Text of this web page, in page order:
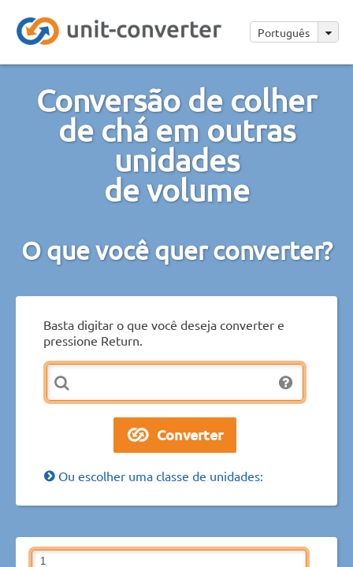
Português
Conversão de colher
de chá em outras
unidades
de volume
O que você quer converter?
Basta digitar o que você deseja converter e
pressione Return.
Ou escolher uma classe de unidades: